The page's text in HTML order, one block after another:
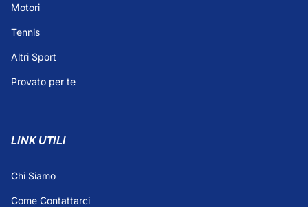
Motori
Tennis
Altri Sport
Provato per te
LINK UTILI
Chi Siamo
Come Contattarci